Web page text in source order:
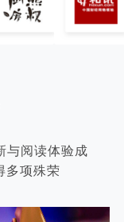
与阅读体验成
多项殊荣